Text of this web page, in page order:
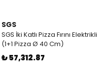
SGS
SGS İki Katlı Pizza Fırını Elektrikli
(1+1 Pizza Ø 40 Cm)
₺ 57,312.87